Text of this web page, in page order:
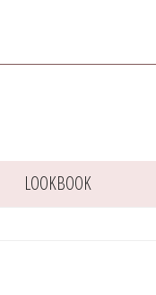
LOOKBOOK